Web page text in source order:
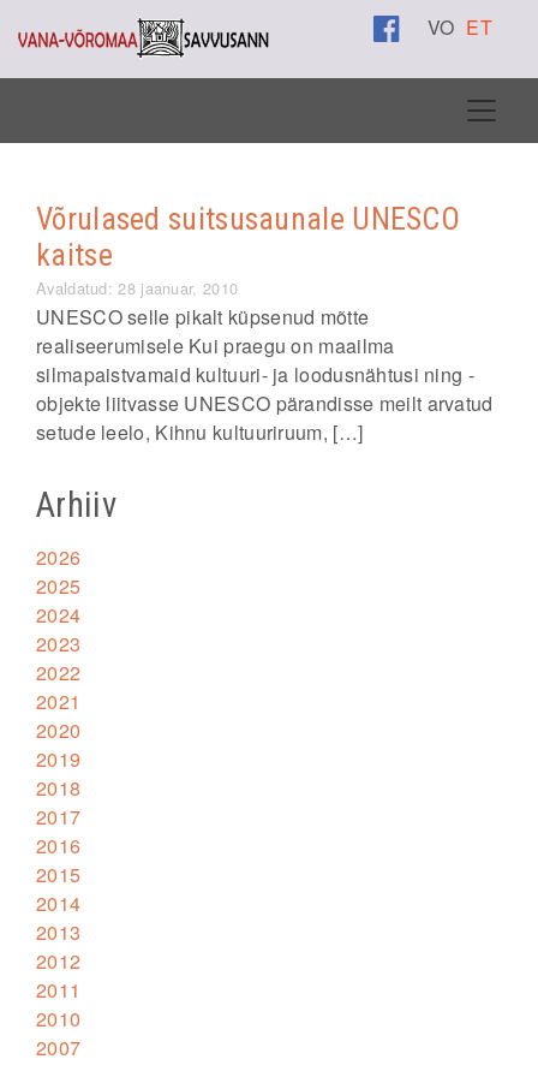
VO ET
Võrulased suitsusaunale UNESCO
kaitse
Avaldatud: 28 jaanuar, 2010
UNESCO selle pikalt küpsenud mõtte
realiseerumisele Kui praegu on maailma
silmapaistvamaid kultuuri- ja loodusnähtusi ning -
objekte liitvasse UNESCO pärandisse meilt arvatud
setude leelo, Kihnu kultuuriruum, […]
Arhiiv
2026
2025
2024
2023
2022
2021
2020
2019
2018
2017
2016
2015
2014
2013
2012
2011
2010
2007